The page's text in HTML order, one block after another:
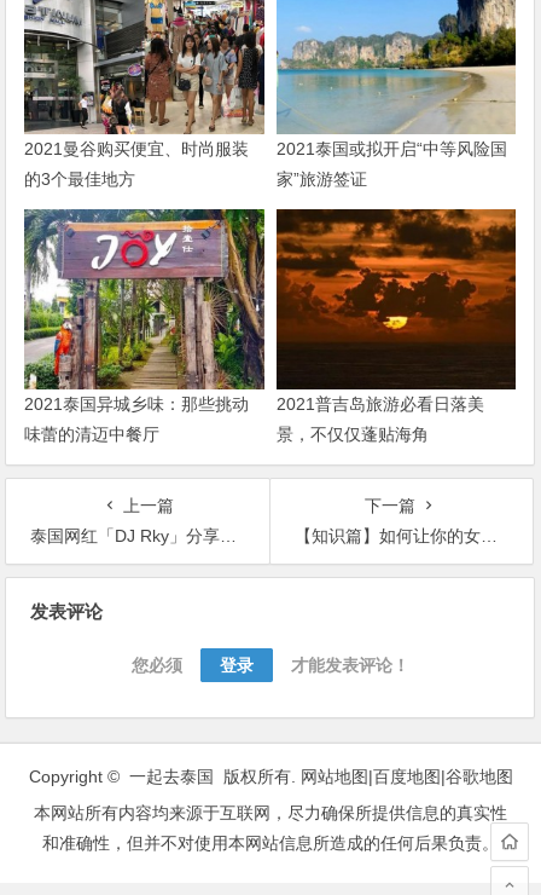
2021曼谷购买便宜、时尚服装
的3个最佳地方
2021泰国或拟开启“中等风险国
家”旅游签证
2021泰国异城乡味：那些挑动
味蕾的清迈中餐厅
2021普吉岛旅游必看日落美
景，不仅仅蓬贴海角
上一篇
泰国网红「DJ Rky」分享《传说》的教学视频，网友：我只看到奶
下一篇
【知识篇】如何让你的女伴产生高潮，熟悉这3个部位！
发表评论
您必须 登录 才能发表评论！
Copyright © 一起去泰国 版权所有. 网站地图|百度地图|谷歌地图
本网站所有内容均来源于互联网，尽力确保所提供信息的真实性
和准确性，但并不对使用本网站信息所造成的任何后果负责。